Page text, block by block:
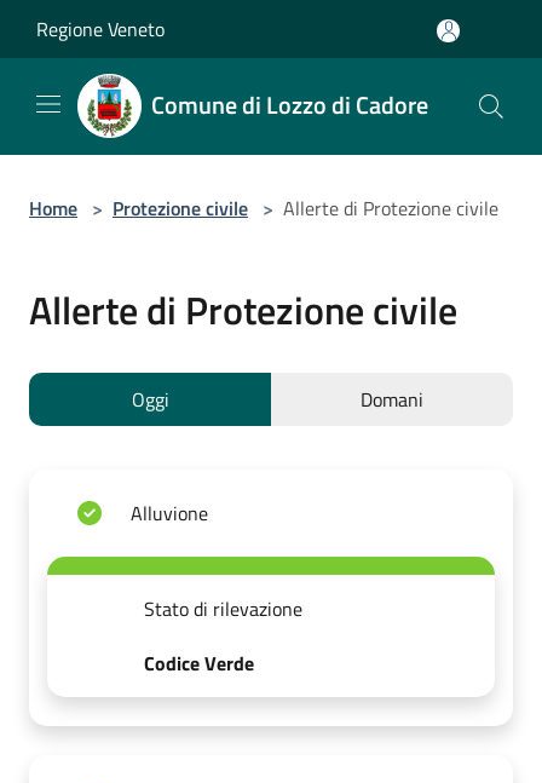
Regione Veneto
Comune di Lozzo di Cadore
Home > Protezione civile > Allerte di Protezione civile
Allerte di Protezione civile
Oggi Domani
Alluvione
Stato di rilevazione
Codice Verde